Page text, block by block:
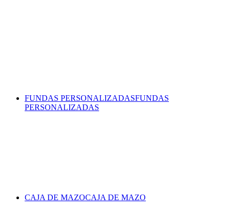
FUNDAS PERSONALIZADASFUNDAS
PERSONALIZADAS
CAJA DE MAZOCAJA DE MAZO